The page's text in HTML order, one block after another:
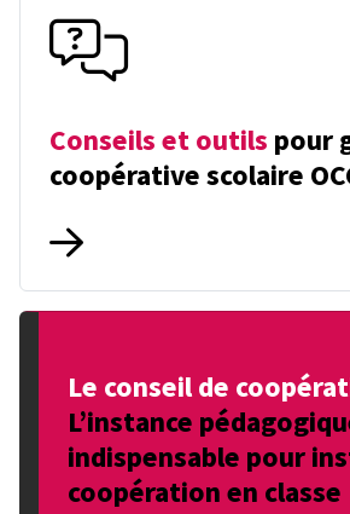
Conseils et outils pour
coopérative scolaire
Le conseil de
L’instance
indispensable pour
coopération en classe